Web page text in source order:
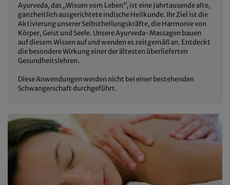
Ayurveda, das „Wissen vom Leben“, ist eine Jahrtausende alte,
ganzheitlich ausgerichtete indische Heilkunde. Ihr Ziel ist die
Aktivierung unserer Selbstheilungskräfte, die Harmonie von
Körper, Geist und Seele. Unsere Ayurveda-Massagen bauen
auf diesem Wissen auf und wenden es zeitgemäß an. Entdeckt
die besondere Wirkung einer der ältesten überlieferten
Gesundheitslehren.
Diese Anwendungen werden nicht bei einer bestehenden
Schwangerschaft durchgeführt.